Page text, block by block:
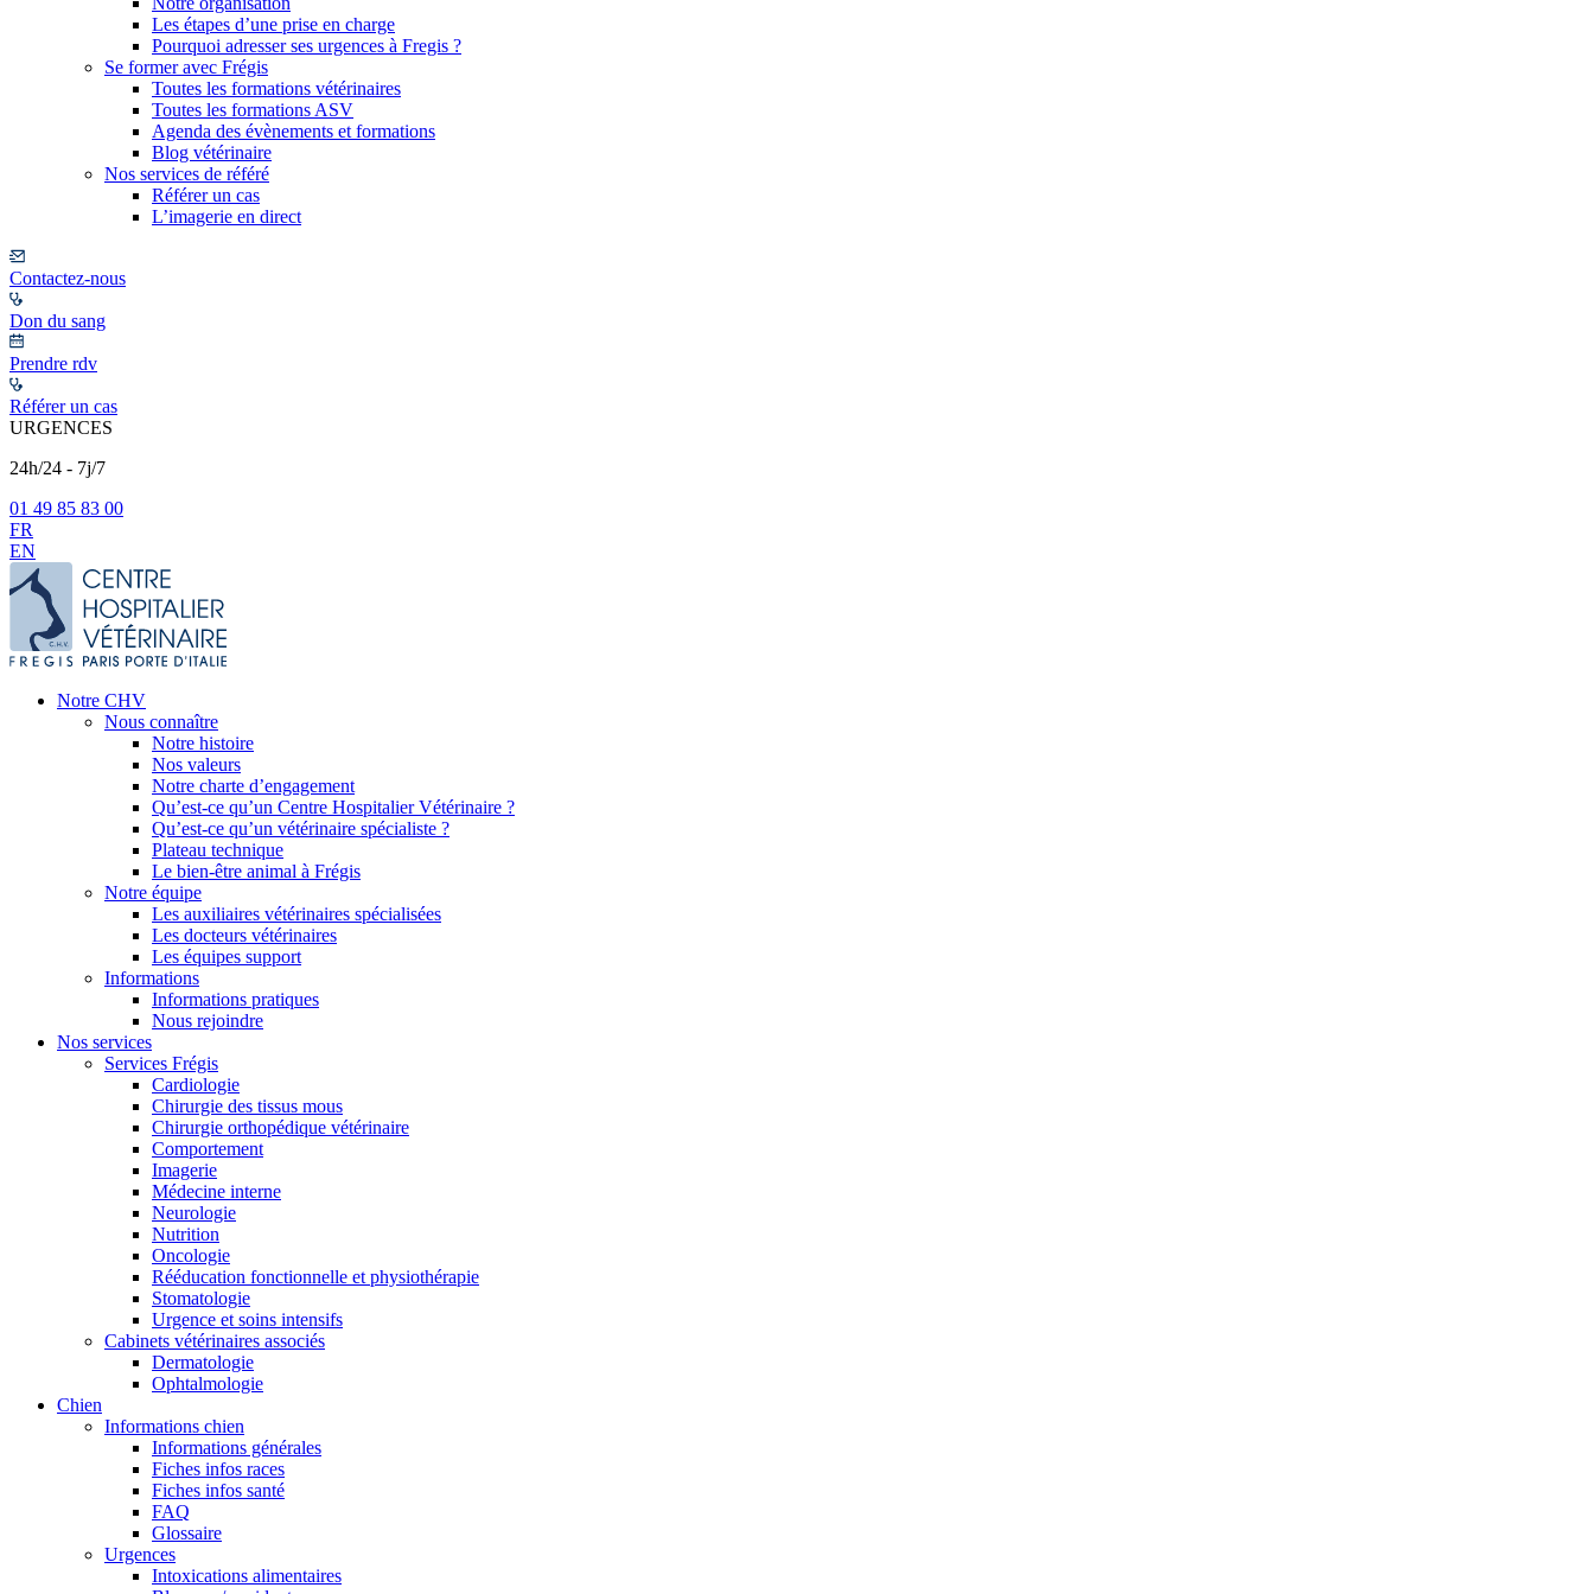
Les étapes d’une prise en charge
Pourquoi adresser ses urgences à Fregis ?
Se former avec Frégis
Toutes les formations vétérinaires
Toutes les formations ASV
Agenda des évènements et formations
Blog vétérinaire
Nos services de référé
Référer un cas
L’imagerie en direct
Contactez-nous
Don du sang
Prendre rdv
Référer un cas
URGENCES
24h/24 - 7j/7
01 49 85 83 00
FR
EN
Notre CHV
Nous connaître
Notre histoire
Nos valeurs
Notre charte d’engagement
Qu’est-ce qu’un Centre Hospitalier Vétérinaire ?
Qu’est-ce qu’un vétérinaire spécialiste ?
Plateau technique
Le bien-être animal à Frégis
Notre équipe
Les auxiliaires vétérinaires spécialisées
Les docteurs vétérinaires
Les équipes support
Informations
Informations pratiques
Nous rejoindre
Nos services
Services Frégis
Cardiologie
Chirurgie des tissus mous
Chirurgie orthopédique vétérinaire
Comportement
Imagerie
Médecine interne
Neurologie
Nutrition
Oncologie
Rééducation fonctionnelle et physiothérapie
Stomatologie
Urgence et soins intensifs
Cabinets vétérinaires associés
Dermatologie
Ophtalmologie
Chien
Informations chien
Informations générales
Fiches infos races
Fiches infos santé
FAQ
Glossaire
Urgences
Intoxications alimentaires